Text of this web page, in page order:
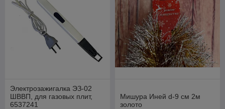
Электрозажигалка ЭЗ-02
ШВВП, для газовых плит,
6537241
Мишура Иней d-9 см 2м
золото